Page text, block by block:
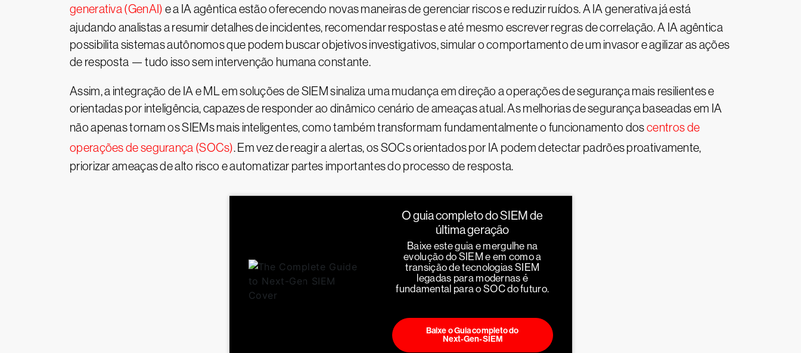
generativa (GenAI) e a IA agêntica estão oferecendo novas maneiras de gerenciar riscos e reduzir ruídos. A IA generativa já está
ajudando analistas a resumir detalhes de incidentes, recomendar respostas e até mesmo escrever regras de correlação. A IA agêntica
possibilita sistemas autônomos que podem buscar objetivos investigativos, simular o comportamento de um invasor e agilizar as ações
de resposta — tudo isso sem intervenção humana constante.
Assim, a integração de IA e ML em soluções de SIEM sinaliza uma mudança em direção a operações de segurança mais resilientes e
orientadas por inteligência, capazes de responder ao dinâmico cenário de ameaças atual. As melhorias de segurança baseadas em IA
não apenas tornam os SIEMs mais inteligentes, como também transformam fundamentalmente o funcionamento doscentros de
operações de segurança (SOCs). Em vez de reagir a alertas, os SOCs orientados por IA podem detectar padrões proativamente,
priorizar ameaças de alto risco e automatizar partes importantes do processo de resposta.
O guia completo do SIEM de
última geração
Baixe este guia e mergulhe na
evolução do SIEM e em como a
transição de tecnologias SIEM
legadas para modernas é
fundamental para o SOC do futuro.
Baixe o Guia completo do
Next-Gen-SIEM